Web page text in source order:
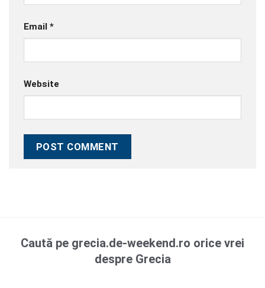
Email *
Website
Caută pe grecia.de-weekend.ro orice vrei
despre Grecia